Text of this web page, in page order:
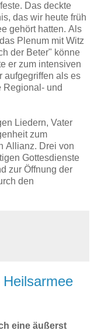
Das deckte
das wir heute früh
gehört hatten. Als
Plenum mit Witz
der Beter" könne
er zum intensiven
aufgegriffen als es
Regional- und
Liedern, Vater
zum
Allianz. Drei von
Gottesdienste
zur Öffnung der
den
eine äußerst